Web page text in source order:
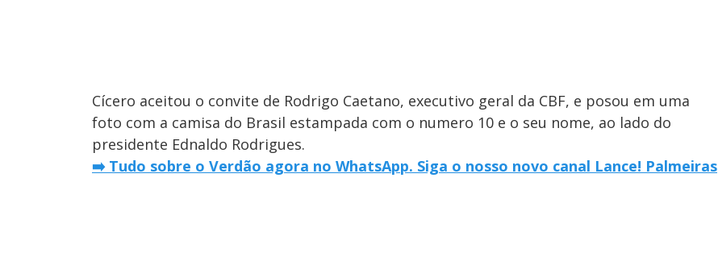
Cícero aceitou o convite de Rodrigo Caetano, executivo geral da CBF, e posou em uma
foto com a camisa do Brasil estampada com o numero 10 e o seu nome, ao lado do
presidente Ednaldo Rodrigues.
➡️ Tudo sobre o Verdão agora no WhatsApp. Siga o nosso novo canal Lance! Palmeiras